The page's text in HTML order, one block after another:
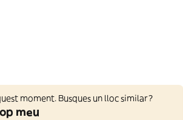
moment. Busques un lloc similar?
meu